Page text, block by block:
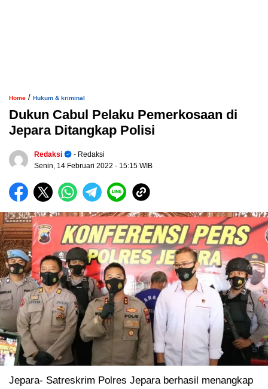
Home / Hukum & kriminal
Dukun Cabul Pelaku Pemerkosaan di
Jepara Ditangkap Polisi
Redaksi
- Redaksi
Senin, 14 Februari 2022 - 15:15 WIB
Jepara- Satreskrim Polres Jepara berhasil menangkap